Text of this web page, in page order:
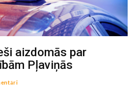
aizdomās par
Pļaviņās